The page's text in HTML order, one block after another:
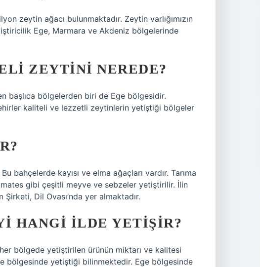
zeytin ağacı bulunmaktadır. Zeytin varlığımızın
Ege, Marmara ve Akdeniz bölgelerinde
ZEYTINI NEREDE?
başlıca bölgelerden biri de Ege bölgesidir.
kaliteli ve lezzetli zeytinlerin yetiştiği bölgeler
bahçelerde kayısı ve elma ağaçları vardır. Tarıma
gibi çeşitli meyve ve sebzeler yetiştirilir. İlin
Dil Ovası’nda yer almaktadır.
HANGI ILDE YETIŞIR?
bölgede yetiştirilen ürünün miktarı ve kalitesi
bölgesinde yetiştiği bilinmektedir. Ege bölgesinde